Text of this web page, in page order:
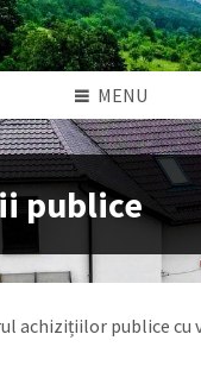
MENU
publice
achizițiilor publice cu